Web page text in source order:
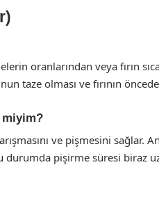
oranlarından veya fırın
taze olması ve fırının
miyim?
ve pişmesini sağlar.
pişirme süresi biraz